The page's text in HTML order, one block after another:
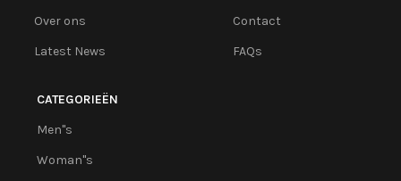
Over ons
Latest News
Contact
FAQs
CATEGORIEËN
Men''s
Woman''s